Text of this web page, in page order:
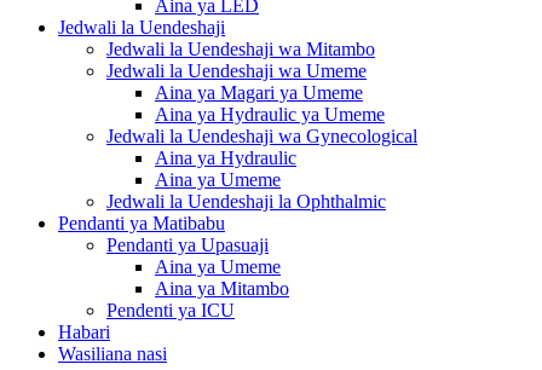
Aina ya LED
Jedwali la Uendeshaji
Jedwali la Uendeshaji wa Mitambo
Jedwali la Uendeshaji wa Umeme
Aina ya Magari ya Umeme
Aina ya Hydraulic ya Umeme
Jedwali la Uendeshaji wa Gynecological
Aina ya Hydraulic
Aina ya Umeme
Jedwali la Uendeshaji la Ophthalmic
Pendanti ya Matibabu
Pendanti ya Upasuaji
Aina ya Umeme
Aina ya Mitambo
Pendenti ya ICU
Habari
Wasiliana nasi